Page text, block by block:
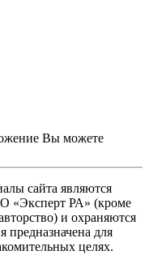
Вы можете
сайта являются
«Эксперт РА» (кроме
и охраняются
предназначена для
целях.